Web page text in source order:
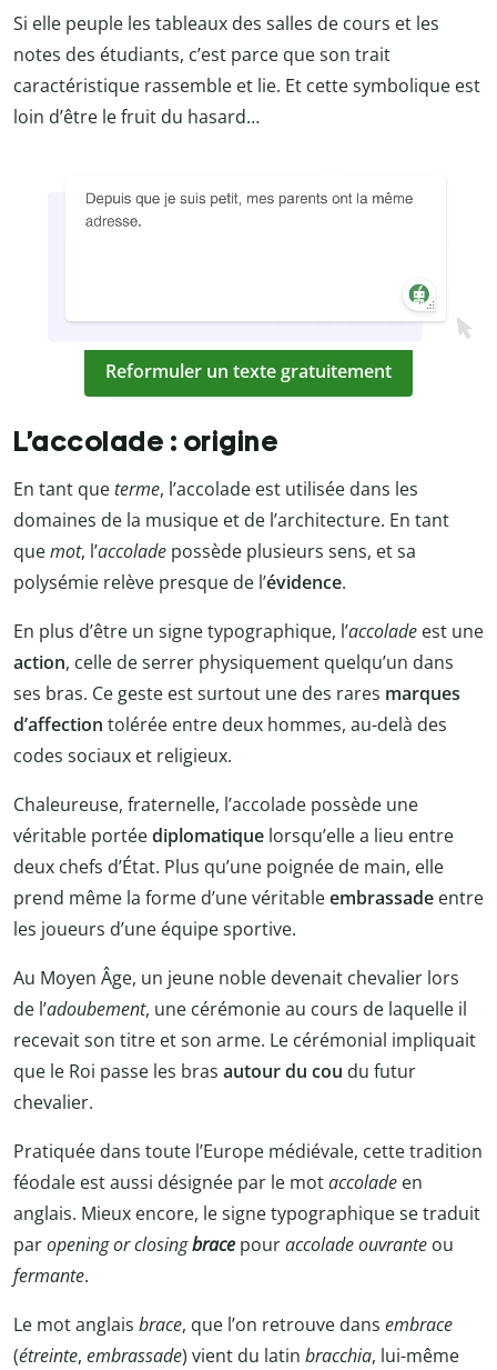
Si elle peuple les tableaux des salles de cours et les
notes des étudiants, c’est parce que son trait
caractéristique rassemble et lie. Et cette symbolique est
loin d’être le fruit du hasard…
Reformuler un texte gratuitement
L’accolade : origine
En tant queterme, l’accolade est utilisée dans les
domaines de la musique et de l’architecture. En tant
quemot, l’accolade possède plusieurs sens, et sa
polysémie relève presque de l’évidence.
En plus d’être un signe typographique, l’accolade est une
action, celle de serrer physiquement quelqu’un dans
ses bras. Ce geste est surtout une des rares marques
d’affection tolérée entre deux hommes, au-delà des
codes sociaux et religieux.
Chaleureuse, fraternelle, l’accolade possède une
véritable portéediplomatique lorsqu’elle a lieu entre
deux chefs d’État. Plus qu’une poignée de main, elle
prend même la forme d’une véritableembrassade entre
les joueurs d’une équipe sportive.
Au Moyen Âge, un jeune noble devenait chevalier lors
de l’adoubement, une cérémonie au cours de laquelle il
recevait son titre et son arme. Le cérémonial impliquait
que le Roi passe les bras autour du cou du futur
chevalier.
Pratiquée dans toute l’Europe médiévale, cette tradition
féodale est aussi désignée par le motaccolade en
anglais. Mieux encore, le signe typographique se traduit
paropening or closingbrace pouraccolade ouvrante ou
fermante.
Le mot anglais brace, que l’on retrouve dans embrace
(étreinte, embrassade) vient du latin bracchia, lui-même